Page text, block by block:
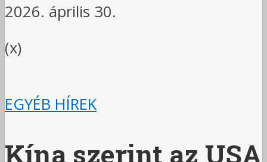
2026. április 30.
(x)
EGYÉB HÍREK
Kína szerint az USA